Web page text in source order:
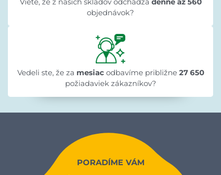
objednávok?
Vedeli ste, že za mesiac odbavíme približne27 650
požiadaviek zákazníkov?
PORADÍME VÁM